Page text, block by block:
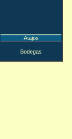
Atajos
Bodegas